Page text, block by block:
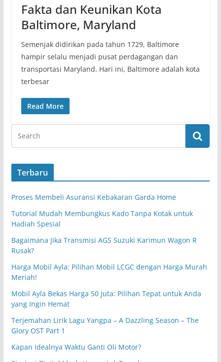
Fakta dan Keunikan Kota
Baltimore, Maryland
Semenjak didirikan pada tahun 1729, Baltimore
hampir selalu menjadi pusat perdagangan dan
transportasi Maryland. Hari ini, Baltimore adalah kota
terbesar
Read More
Terbaru
Proses Membeli Asuransi Kebakaran Garda Home
Tutorial Mudah Membungkus Kado Tanpa Kotak untuk
Hadiah Spesial
Bagaimana Jika Transmisi AGS Suzuki Karimun Wagon R
Rusak?
Harga Mobil Ayla: Pilihan Mobil LCGC dengan Harga Murah
Meriah!
Mobil Ayla Bekas Harga 50 Juta: Pilihan Tepat untuk Anda
yang Ingin Hemat
Terjemahan Lirik Lagu Yangpa – A Dazzling Season – The
Glory OST Part 1
Kapan Idealnya Waktu Ganti Oli Motor?